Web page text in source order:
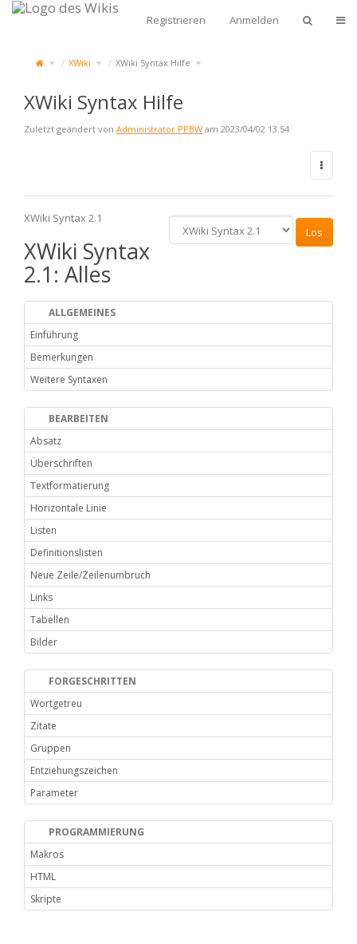
Zum
Start Registrieren Anmelden
Schalte
den
übergeordneten
XWiki Schalte
den
Verzeichnisbaum
XWiki Syntax Hilfe Schalte
den
Verzeichnisbaum
XWiki Syntax Hilfe
Zuletzt geändert von Administrator PPBW am 2023/04/02 13:54
XWiki Syntax 2.1
XWiki Syntax
2.1: Alles
ALLGEMEINES
Einführung
Bemerkungen
Weitere Syntaxen
BEARBEITEN
Absatz
Überschriften
Textformatierung
Horizontale Linie
Listen
Definitionslisten
Neue Zeile/Zeilenumbruch
Links
Tabellen
Bilder
FORGESCHRITTEN
Wortgetreu
Zitate
Gruppen
Entziehungszeichen
Parameter
PROGRAMMIERUNG
Makros
HTML
Skripte